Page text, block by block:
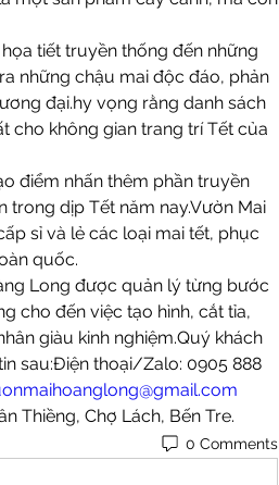
tiết truyền thống đến những
những chậu mai độc đáo, phản
đại.hy vọng rằng danh sách
cho không gian trang trí Tết của
điểm nhấn thêm phần truyền
trong dịp Tết năm nay.Vườn Mai
sỉ và lẻ các loại mai tết, phục
quốc.
Long được quản lý từng bước
cho đến việc tạo hình, cắt tỉa,
giàu kinh nghiệm.Quý khách
sau:Điện thoại/Zalo: 0905 888
Thiềng, Chợ Lách, Bến Tre.
0 Comments